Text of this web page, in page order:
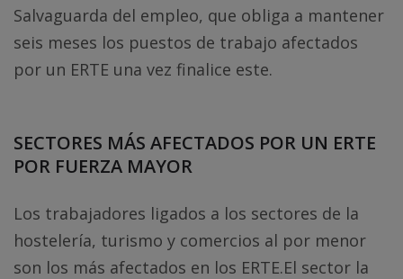
Salvaguarda del empleo, que obliga a mantener
seis meses los puestos de trabajo afectados
por un ERTE una vez finalice este.
SECTORES MÁS AFECTADOS POR UN ERTE
POR FUERZA MAYOR
Los trabajadores ligados a los sectores de la
hostelería, turismo y comercios al por menor
son los más afectados en los ERTE.El sector la